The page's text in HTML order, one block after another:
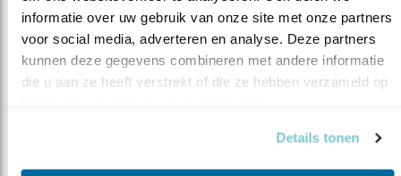
informatie over uw gebruik van onze site met onze partners
voor social media, adverteren en analyse. Deze partners
kunnen deze gegevens combineren met andere informatie
die u aan ze heeft verstrekt of die ze hebben verzameld op
Details tonen
Nieuws
Steenuil schakelt soepel van pier naar m..
23.06.15Weersomstandigheden en omgeving hebben